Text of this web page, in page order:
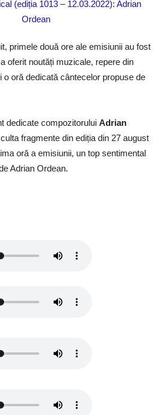
primele două ore ale emisiunii au fost
oferit noutăți muzicale, repere din
o oră dedicată cântecelor propuse de
dedicate compozitorului Adrian
fragmente din ediția din 27 august
oră a emisiunii, un top sentimental
Adrian Ordean.